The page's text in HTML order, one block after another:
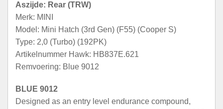
Aszijde: Rear (TRW)
Merk: MINI
Model: Mini Hatch (3rd Gen) (F55) (Cooper S)
Type: 2,0 (Turbo) (192PK)
Artikelnummer Hawk: HB837E.621
Remvoering: Blue 9012
BLUE 9012
Designed as an entry level endurance compound,